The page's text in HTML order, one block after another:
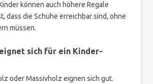
können auch höhere Regale
dass die Schuhe erreichbar sind, ohne
müssen.
sich für ein Kinder-
oder Massivholz eignen sich gut.